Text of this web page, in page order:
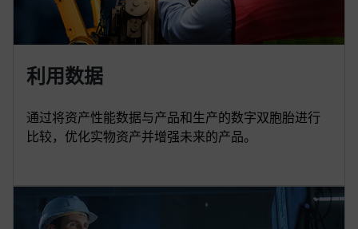
利用数据
通过将资产性能数据与产品和生产的数字双胞胎进行
比较，优化实物资产并增强未来的产品。